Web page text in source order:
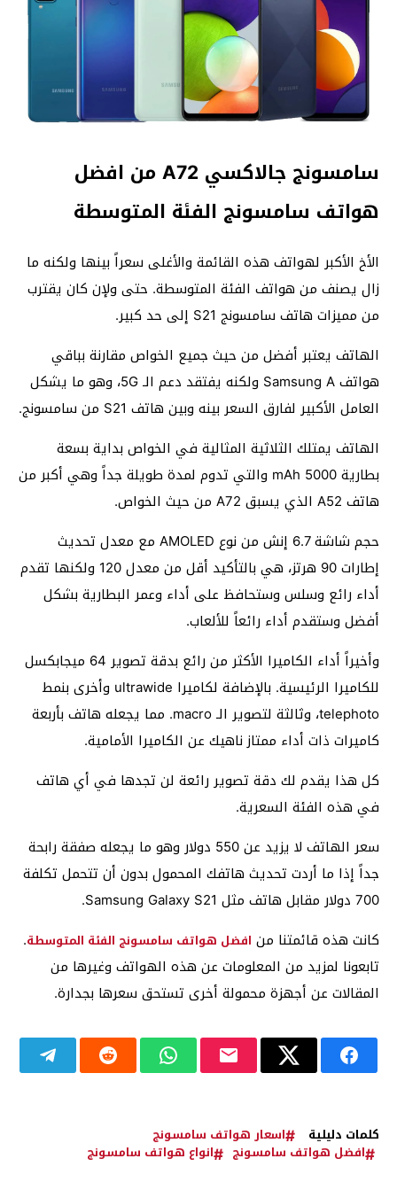
سامسونج جالاكسي A72 من افضل
هواتف سامسونج الفئة المتوسطة
الأخ الأكبر لهواتف هذه القائمة والأغلى سعراً بينها ولكنه ما
زال يصنف من هواتف الفئة المتوسطة. حتى ولإن كان يقترب
من مميزات هاتف سامسونج S21 إلى حد كبير.
الهاتف يعتبر أفضل من حيث جميع الخواص مقارنة بباقي
هواتف Samsung A ولكنه يفتقد دعم الـ 5G، وهو ما يشكل
العامل الأكبير لفارق السعر بينه وبين هاتف S21 من سامسونج.
الهاتف يمتلك الثلاثية المثالية في الخواص بداية بسعة
بطارية 5000 mAh والتي تدوم لمدة طويلة جداً وهي أكبر من
هاتف A52 الذي يسبق A72 من حيث الخواص.
حجم شاشة 6.7 إنش من نوع AMOLED مع معدل تحديث
إطارات 90 هرتز، هي بالتأكيد أقل من معدل 120 ولكنها تقدم
أداء رائع وسلس وستحافظ على أداء وعمر البطارية بشكل
أفضل وستقدم أداء رائعاً للألعاب.
وأخيراً أداء الكاميرا الأكثر من رائع بدقة تصوير 64 ميجابكسل
للكاميرا الرئيسية. بالإضافة لكاميرا ultrawide وأخرى بنمط
telephoto، وثالثة لتصوير الـ macro. مما يجعله هاتف بأربعة
كاميرات ذات أداء ممتاز ناهيك عن الكاميرا الأمامية.
كل هذا يقدم لك دقة تصوير رائعة لن تجدها في أي هاتف
في هذه الفئة السعرية.
سعر الهاتف لا يزيد عن 550 دولار وهو ما يجعله صفقة رابحة
جداً إذا ما أردت تحديث هاتفك المحمول بدون أن تتحمل تكلفة
700 دولار مقابل هاتف مثل Samsung Galaxy S21.
كانت هذه قائمتنا من افضل هواتف سامسونج الفئة المتوسطة.
تابعونا لمزيد من المعلومات عن هذه الهواتف وغيرها من
المقالات عن أجهزة محمولة أخرى تستحق سعرها بجدارة.
كلمات دليلية
اسعار هواتف سامسونج
افضل هواتف سامسونج
انواع هواتف سامسونج